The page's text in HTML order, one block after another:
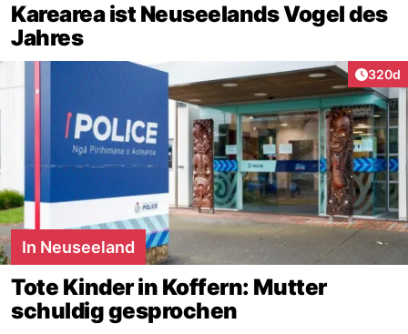
Karearea ist Neuseelands Vogel des
Jahres
320d
In Neuseeland
Tote Kinder in Koffern: Mutter
schuldig gesprochen